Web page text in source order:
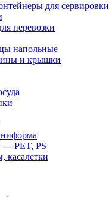
для сервировки
перевозки
напольные
и крышки
— PET, PS
касалетки